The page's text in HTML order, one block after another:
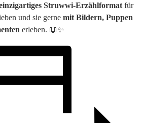
Struwwi-Erzählformat für
und sie gerne mit Bildern, Puppen
erleben. 📖✨